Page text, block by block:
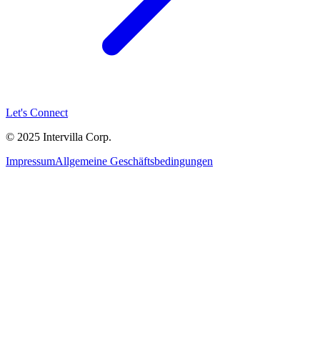
Let's Connect
© 2025 Intervilla Corp.
ImpressumAllgemeine Geschäftsbedingungen